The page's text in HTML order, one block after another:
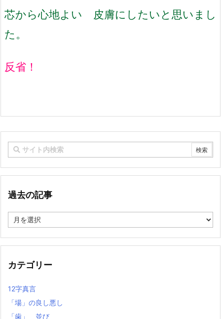
芯から心地よい 皮膚にしたいと思いまし
た。
反省！
過去の記事
去
記
カテゴリー
12字真言
「場」の良し悪し
「歯」 並び